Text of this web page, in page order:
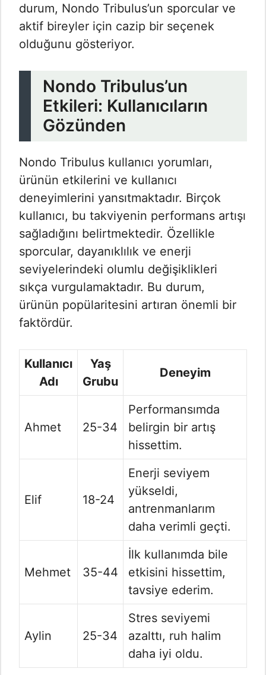
durum, Nondo Tribulus’un sporcular ve
aktif bireyler için cazip bir seçenek
olduğunu gösteriyor.
Nondo Tribulus’un
Etkileri: Kullanıcıların
Gözünden
Nondo Tribulus kullanıcı yorumları,
ürünün etkilerini ve kullanıcı
deneyimlerini yansıtmaktadır. Birçok
kullanıcı, bu takviyenin performans artışı
sağladığını belirtmektedir. Özellikle
sporcular, dayanıklılık ve enerji
seviyelerindeki olumlu değişiklikleri
sıkça vurgulamaktadır. Bu durum,
ürünün popülaritesini artıran önemli bir
faktördür.
Kullanıcı
Adı
Yaş
Grubu
Deneyim
Ahmet 25-34
Performansımda
belirgin bir artış
hissettim.
Elif 18-24
Enerji seviyem
yükseldi,
antrenmanlarım
daha verimli geçti.
Mehmet 35-44
İlk kullanımda bile
etkisini hissettim,
tavsiye ederim.
Aylin 25-34
Stres seviyemi
azalttı, ruh halim
daha iyi oldu.